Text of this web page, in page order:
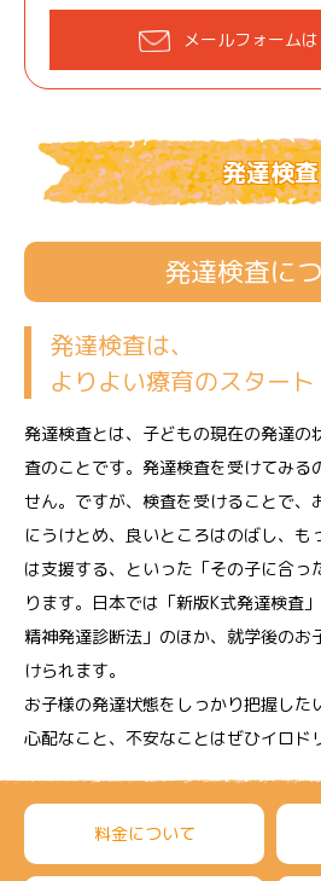
メールフォーム
発達検査
発達検査に
発達検査は、
よりよい療育のスタート
発達検査とは、子どもの現在の発達の
査のことです。発達検査を受けてみる
せん。ですが、検査を受けることで、
にうけとめ、良いところはのばし、も
は支援する、といった「その子に合っ
ります。日本では「新版K式発達検査
精神発達診断法」のほか、就学後のお
けられます。
お子様の発達状態をしっかり把握した
心配なこと、不安なことはぜひイロド
料金について